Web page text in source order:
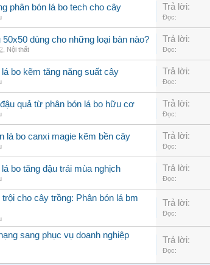
phân bón lá bo tech cho cây Trả lời:
Đọc:
dùng cho những loại bàn nào?
Nội thất
Trả lời:
Đọc:
bo kẽm tăng năng suất cây Trả lời:
Đọc:
quả từ phân bón lá bo hữu cơ Trả lời:
Đọc:
lá bo canxi magie kẽm bền cây Trả lời:
Đọc:
bo tăng đậu trái mùa nghịch Trả lời:
Đọc:
cho cây trồng: Phân bón lá bm
Trả lời:
Đọc:
sang phục vụ doanh nghiệp
Trả lời:
Đọc: